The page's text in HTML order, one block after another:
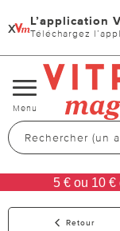
x L’application
Téléchargez
Changer
de
navigation
Menu
5 € ou 10
Retour